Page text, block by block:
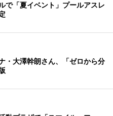
で「夏イベント」プールアスレ
・大澤幹朗さん、「ゼロから分